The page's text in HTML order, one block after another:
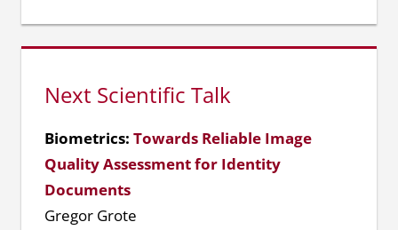
Next Scientific Talk
Biometrics: Towards Reliable Image
Quality Assessment for Identity
Documents
Gregor Grote